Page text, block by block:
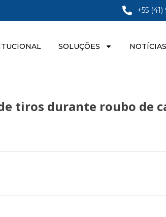
+55
SOLUÇÕES NOTÍCIAS
tiros durante roubo de